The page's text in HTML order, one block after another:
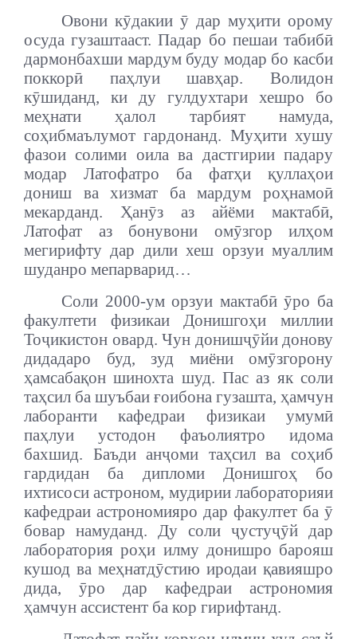
Овони кӯдакии ӯ дар муҳити орому
осуда гузаштааст. Падар бо пешаи табибӣ
дармонбахши мардум буду модар бо касби
поккорӣ паҳлуи шавҳар. Волидон
кӯшиданд, ки ду гулдухтари хешро бо
меҳнати ҳалол тарбият намуда,
соҳибмаълумот гардонанд. Муҳити хушу
фазои солими оила ва дастгирии падару
модар Латофатро ба фатҳи қуллаҳои
дониш ва хизмат ба мардум роҳнамоӣ
мекарданд. Ҳанӯз аз айёми мактабӣ,
Латофат аз бонувони омӯзгор илҳом
мегирифту дар дили хеш орзуи муаллим
шуданро мепарварид…
Соли 2000-ум орзуи мактабӣ ӯро ба
факултети физикаи Донишгоҳи миллии
Тоҷикистон овард. Чун донишҷӯйи донову
дидадаро буд, зуд миёни омӯзгорону
ҳамсабақон шинохта шуд. Пас аз як соли
таҳсил ба шуъбаи ғоибона гузашта, ҳамчун
лаборанти кафедраи физикаи умумӣ
паҳлуи устодон фаъолиятро идома
бахшид. Баъди анҷоми таҳсил ва соҳиб
гардидан ба дипломи Донишгоҳ бо
ихтисоси астроном, мудирии лабораторияи
кафедраи астрономияро дар факултет ба ӯ
бовар намуданд. Ду соли ҷустуҷӯй дар
лаборатория роҳи илму донишро барояш
кушод ва меҳнатдӯстию иродаи қавияшро
дида, ӯро дар кафедраи астрономия
ҳамчун ассистент ба кор гирифтанд.